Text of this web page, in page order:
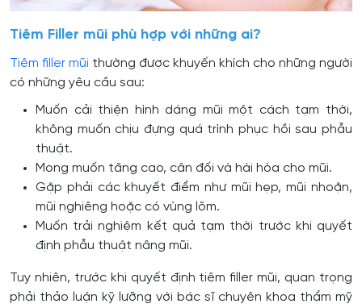
Tiêm Filler mũi phù hợp với những ai?
Tiêm filler mũi thường được khuyến khích cho những người
có những yêu cầu sau:
Muốn cải thiện hình dáng mũi một cách tạm thời,
không muốn chịu đựng quá trình phục hồi sau phẫu
thuật.
Mong muốn tăng cao, cân đối và hài hòa cho mũi.
Gặp phải các khuyết điểm như mũi hẹp, mũi nhoặn,
mũi nghiêng hoặc có vùng lõm.
Muốn trải nghiệm kết quả tạm thời trước khi quyết
định phẫu thuật nâng mũi.
Tuy nhiên, trước khi quyết định tiêm filler mũi, quan trọng
phải thảo luận kỹ lưỡng với bác sĩ chuyên khoa thẩm mỹ